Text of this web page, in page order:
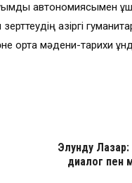
автономиясымен
қазіргі
ортақ мәдени-тарихи
Элунду
диалог пен